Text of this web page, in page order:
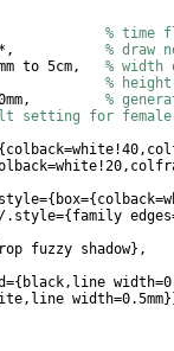
% time
% draw
to 5cm,
% width
%
%
setting for
{
{ box={
.style=
{ family
fuzzy shadow}
{ black,line
width=0.5mm